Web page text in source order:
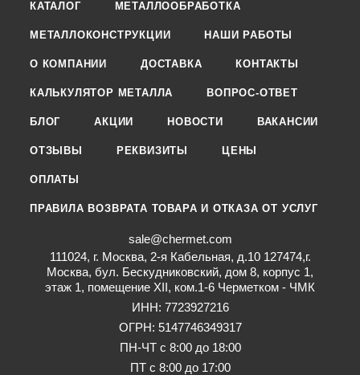
КАТАЛОГ МЕТАЛЛООБРАБОТКА
МЕТАЛЛОКОНСТРУКЦИИ НАШИ РАБОТЫ
О КОМПАНИИ ДОСТАВКА КОНТАКТЫ
КАЛЬКУЛЯТОР МЕТАЛЛА ВОПРОС-ОТВЕТ
БЛОГ АКЦИИ НОВОСТИ ВАКАНСИИ
ОТЗЫВЫ РЕКВИЗИТЫ ЦЕНЫ
ОПЛАТЫ
ПРАВИЛА ВОЗВРАТА ТОВАРА И ОТКАЗА ОТ УСЛУГ
sale@chermet.com
111024, г. Москва, 2-я Кабельная, д.10 127474,г.
Москва, бул. Бескудниковский, дом 8, корпус 1,
этаж 1, помещение XII, ком.1-6 Черметком - ЧМК
ИНН: 7723927216
ОГРН: 5147746349317
ПН-ЧТ с 8:00 до 18:00
ПТ с 8:00 до 17:00